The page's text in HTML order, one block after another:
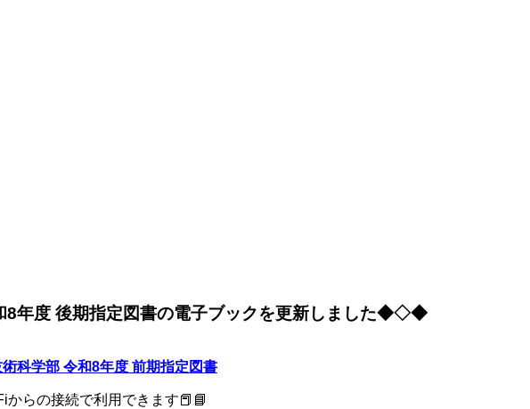
年度 後期指定図書の電子ブックを更新しました◆◇◆
科学部 令和8年度 前期指定図書
らの接続で利用できます📕📘